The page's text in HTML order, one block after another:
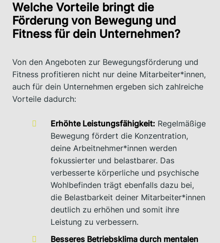
Welche Vorteile bringt die
Förderung von Bewegung und
Fitness für dein Unternehmen?
Von den Angeboten zur Bewegungsförderung und
Fitness profitieren nicht nur deine Mitarbeiter*innen,
auch für dein Unternehmen ergeben sich zahlreiche
Vorteile dadurch:
Erhöhte Leistungsfähigkeit: Regelmäßige
Bewegung fördert die Konzentration,
deine Arbeitnehmer*innen werden
fokussierter und belastbarer. Das
verbesserte körperliche und psychische
Wohlbefinden trägt ebenfalls dazu bei,
die Belastbarkeit deiner Mitarbeiter*innen
deutlich zu erhöhen und somit ihre
Leistung zu verbessern.
Besseres Betriebsklima durch mentalen